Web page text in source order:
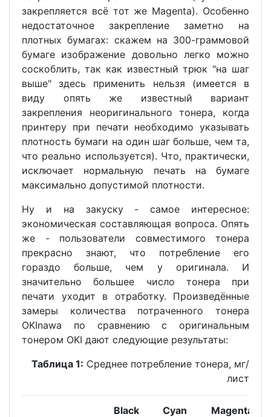
закрепляется всё тот же Magenta). Особенно
недостаточное закрепление заметно на
плотных бумагах: скажем на 300-граммовой
бумаге изображение довольно легко можно
соскоблить, так как известный трюк "на шаг
выше" здесь применить нельзя (имеется в
виду опять же известный вариант
закрепления неоригинального тонера, когда
принтеру при печати необходимо указывать
плотность бумаги на один шаг больше, чем та,
что реально используется). Что, практически,
исключает нормальную печать на бумаге
максимально допустимой плотности.
Ну и на закуску - самое интересное:
экономическая составляющая вопроса. Опять
же - пользователи совместимого тонера
прекрасно знают, что потребление его
гораздо больше, чем у оригинала. И
значительно большее число тонера при
печати уходит в отработку. Произведённые
замеры количества потраченного тонера
OKInawa по сравнению с оригинальным
тонером OKI дают следующие результаты:
Таблица 1: Среднее потребление тонера, мг/
лист
Black Cyan Magenta